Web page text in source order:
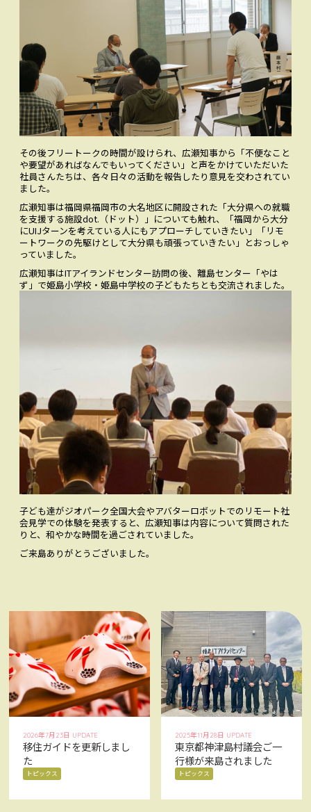
その後フリートークの時間が設けられ、広瀬知事から「不便なこと
や要望があればなんでもいってください」と声をかけていただいた
社員さんたちは、各々日々の活動を報告したり意見を交わされてい
ました。
広瀬知事は福岡県福岡市の大名地区に開設された「大分県への就職
を支援する施設dot.（ドット）」についても触れ、「福岡から大分
にUIJターンを考えている人にもアプローチしていきたい」「リモ
ートワークの先駆けとして大分県も頑張っていきたい」とおっしゃ
っていました。
広瀬知事はITアイランドセンター訪問の後、離島センター「やは
ず」で姫島小学校・姫島中学校の子どもたちとも交流されました。
子ども達がジオパーク全国大会やアバターロボットでのリモート社
会見学での体験を発表すると、広瀬知事は内容について質問された
りと、和やかな時間を過ごされていました。
ご来島ありがとうございました。
2026年7月23日 UPDATE
移住ガイドを更新しまし
た
トピックス
2025年11月28日 UPDATE
東京都神津島村議会ご一
行様が来島されました
トピックス